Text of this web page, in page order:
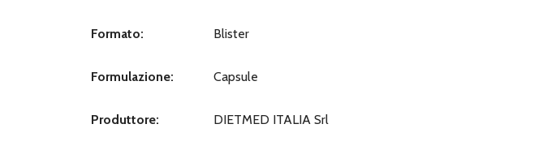
Formato: Blister
Formulazione: Capsule
Produttore: DIETMED ITALIA Srl